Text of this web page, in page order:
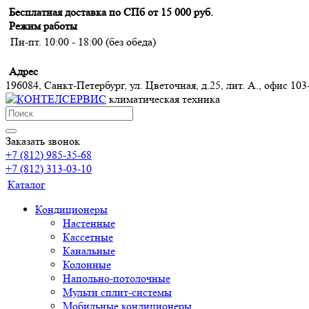
Бесплатная доставка по СПб от 15 000 руб.
Режим работы
Пн-пт. 10:00 - 18:00 (без обеда)
Адрес
196084, Санкт-Петербург, ул. Цветочная, д.25, лит. А., офис
климатическая техника
Заказать звонок
+7 (812) 985-35-68
+7 (812) 313-03-10
Каталог
Кондиционеры
Настенные
Кассетные
Канальные
Колонные
Напольно-потолочные
Мульти сплит-системы
Мобильные кондиционеры